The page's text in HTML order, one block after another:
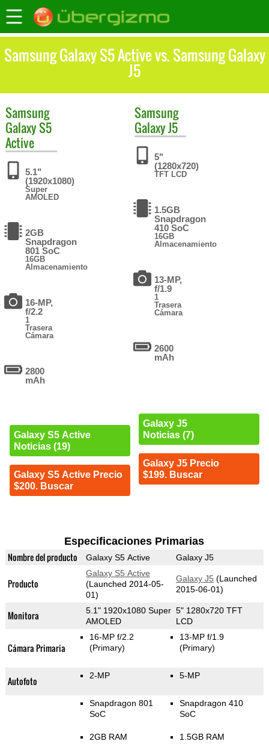
Samsung Galaxy S5 Active vs. Samsung Galaxy
J5
Samsung
Galaxy S5
Active
5.1"
(1920x1080)
Super
AMOLED
2GB
Snapdragon
801 SoC
16GB
Almacenamiento
16-MP,
f/2.2
1
Trasera
Cámara
2800
mAh
Galaxy S5 Active
Noticias (19)
Galaxy S5 Active Precio
$200. Buscar
Samsung
Galaxy J5
5"
(1280x720)
TFT LCD
1.5GB
Snapdragon
410 SoC
16GB
Almacenamiento
13-MP,
f/1.9
1
Trasera
Cámara
2600
mAh
Galaxy J5
Noticias (7)
Galaxy J5 Precio
$199. Buscar
Especificaciones Primarias
Nombre del producto Galaxy S5 Active Galaxy J5
Producto
Galaxy S5 Active
(Launched 2014-05-
01)
Galaxy J5 (Launched
2015-06-01)
Monitora
5.1" 1920x1080 Super
AMOLED
5" 1280x720 TFT
LCD
Cámara Primaria
16-MP f/2.2
(Primary)
13-MP f/1.9
(Primary)
Autofoto 2-MP 5-MP
Snapdragon 801
SoC
2GB RAM
Snapdragon 410
SoC
1.5GB RAM